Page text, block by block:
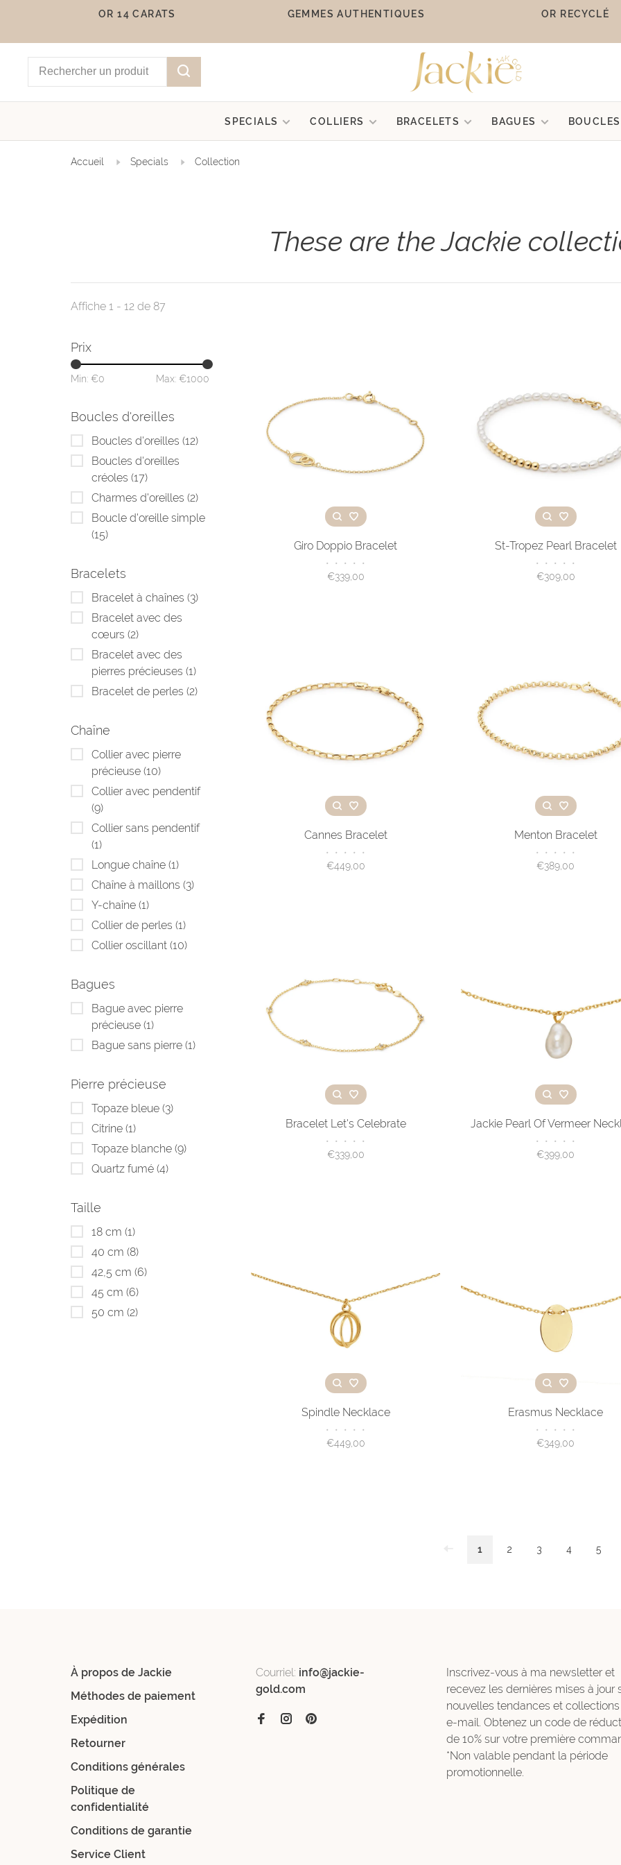
OR 14 CARATS GEMMES AUTHENTIQUES OR RECYCLÉ
SPECIALS COLLIERS BRACELETS BAGUES
Accueil Specials Collection
These are the Jackie
Affiche 1 - 12 de 87
Prix
Min: €0 Max: €1000
Boucles d'oreilles
Boucles d'oreilles (12)
Boucles d'oreilles
créoles (17)
Charmes d'oreilles (2)
Boucle d'oreille simple
(15)
Bracelets
Bracelet à chaînes (3)
Bracelet avec des
cœurs (2)
Bracelet avec des
pierres précieuses (1)
Bracelet de perles (2)
Chaîne
Collier avec pierre
précieuse (10)
Collier avec pendentif
(9)
Collier sans pendentif
(1)
Longue chaîne (1)
Chaîne à maillons (3)
Y-chaîne (1)
Collier de perles (1)
Collier oscillant (10)
Bagues
Bague avec pierre
précieuse (1)
Bague sans pierre (1)
Pierre précieuse
Topaze bleue (3)
Citrine (1)
Topaze blanche (9)
Quartz fumé (4)
Taille
18 cm (1)
40 cm (8)
42,5 cm (6)
45 cm (6)
50 cm (2)
Giro Doppio Bracelet
• • • • •
€339,00
St-Tropez Pearl Bracelet
• • • • •
€309,00
Cannes Bracelet
• • • • •
€449,00
Menton Bracelet
• • • • •
€389,00
Bracelet Let's Celebrate
• • • • •
€339,00
Jackie Pearl Of Vermeer
• • • • •
€399,00
Spindle Necklace
• • • • •
€449,00
Erasmus Necklace
• • • • •
€349,00
1 2 3 4 5
À propos de Jackie
Méthodes de paiement
Expédition
Retourner
Conditions générales
Politique de
confidentialité
Conditions de garantie
Service Client
Courriel: info@jackie-
gold.com
Inscrivez-vous à ma newsletter et
recevez les dernières mises à jour
nouvelles tendances et
e-mail. Obtenez un code de
de 10% sur votre première
*Non valable pendant la période
promotionnelle.